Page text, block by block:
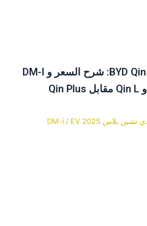
شركة BYD Qin L 2026: شرح السعر و DM-I